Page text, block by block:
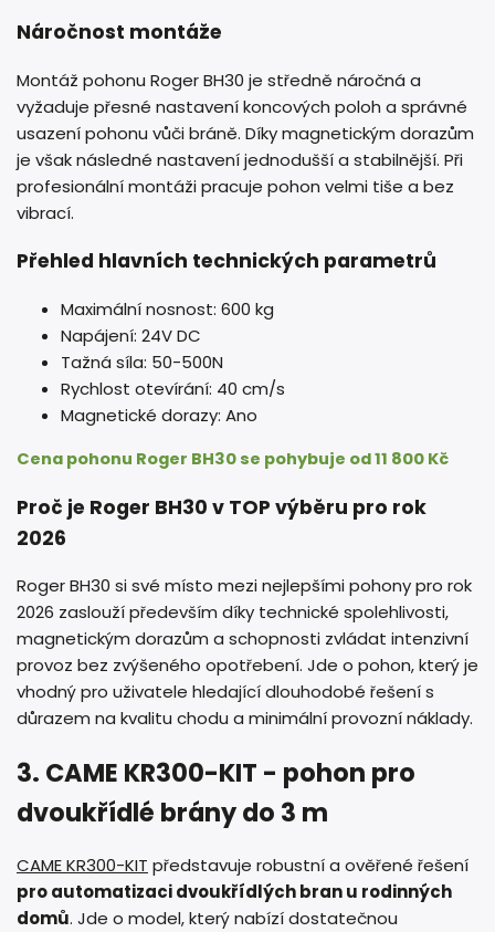
Náročnost montáže
Montáž pohonu Roger BH30 je středně náročná a
vyžaduje přesné nastavení koncových poloh a správné
usazení pohonu vůči bráně. Díky magnetickým dorazům
je však následné nastavení jednodušší a stabilnější. Při
profesionální montáži pracuje pohon velmi tiše a bez
vibrací.
Přehled hlavních technických parametrů
Maximální nosnost: 600 kg
Napájení: 24V DC
Tažná síla: 50-500N
Rychlost otevírání: 40 cm/s
Magnetické dorazy: Ano
Cena pohonu Roger BH30 se pohybuje od 11 800 Kč
Proč je Roger BH30 v TOP výběru pro rok
2026
Roger BH30 si své místo mezi nejlepšími pohony pro rok
2026 zaslouží především díky technické spolehlivosti,
magnetickým dorazům a schopnosti zvládat intenzivní
provoz bez zvýšeného opotřebení. Jde o pohon, který je
vhodný pro uživatele hledající dlouhodobé řešení s
důrazem na kvalitu chodu a minimální provozní náklady.
3. CAME KR300-KIT - pohon pro
dvoukřídlé brány do 3 m
CAME KR300-KIT představuje robustní a ověřené řešení
pro automatizaci dvoukřídlých bran u rodinných
domů. Jde o model, který nabízí dostatečnou